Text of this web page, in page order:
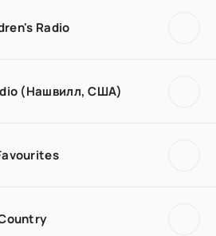
Radio
(Нашвилл, США)